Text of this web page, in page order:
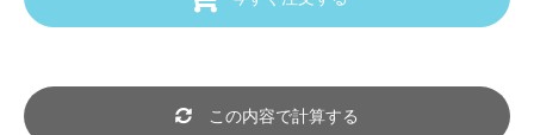
この内容で計算する